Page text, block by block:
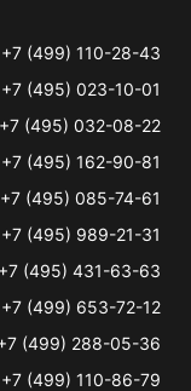
+7 (499) 110-28-43
+7 (495) 023-10-01
+7 (495) 032-08-22
+7 (495) 162-90-81
+7 (495) 085-74-61
+7 (495) 989-21-31
+7 (495) 431-63-63
+7 (499) 653-72-12
(499) 288-05-36
+7 (499) 110-86-79